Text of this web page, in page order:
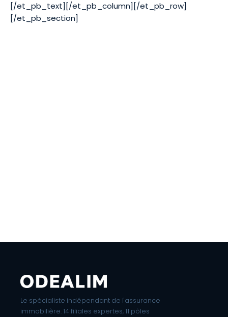
[/et_pb_text][/et_pb_column][/et_pb_row]
[/et_pb_section]
Le spécialiste indépendant de l'assurance
immobilière. 14 filiales expertes, 11 pôles